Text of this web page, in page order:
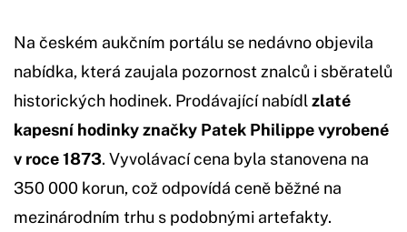
Na českém aukčním portálu se nedávno objevila
nabídka, která zaujala pozornost znalců i sběratelů
historických hodinek. Prodávající nabídl zlaté
kapesní hodinky značky Patek Philippe vyrobené
v roce 1873. Vyvolávací cena byla stanovena na
350 000 korun, což odpovídá ceně běžné na
mezinárodním trhu s podobnými artefakty.